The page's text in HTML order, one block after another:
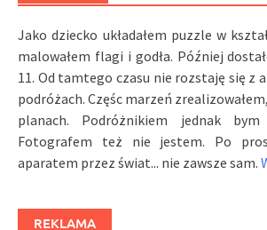
Jako dziecko układałem puzzle w
malowałem flagi i godła. Później
11. Od tamtego czasu nie rozstaję się z
podróżach. Częśc marzeń
planach. Podróżnikiem jednak
Fotografem też nie jestem. Po
aparatem przez świat... nie zawsze sam.
REKLAMA